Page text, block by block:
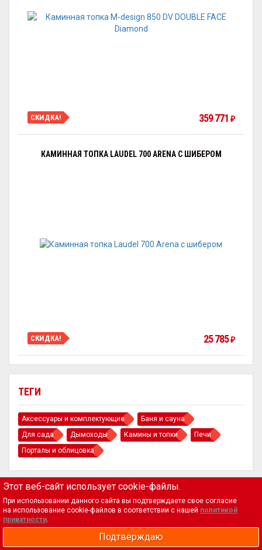
ТЕГИ
Аксессуары и комплектующие
Баня и сауна
Для сада
Дымоходы Камины и топки
Печи
Порталы и облицовка
СКИДКА! 359 771 ₽
КАМИННАЯ ТОПКА LAUDEL 700 ARENA С ШИБЕРОМ
СКИДКА! 25 785₽
Официальный интернет
Магазин
Этот веб-сайт использует cookie-файлы.
При использовании данного сайта вы подтверждаете свое согласие
на использование cookie-файлов в соответствии с нашей политикой
приватности.
Подтверждаю